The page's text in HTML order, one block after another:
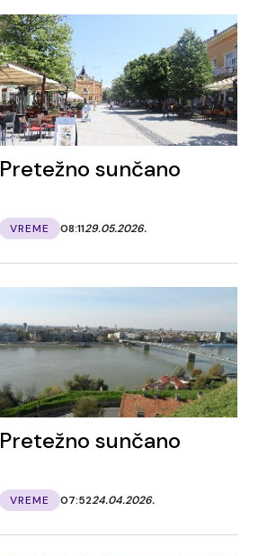
Pretežno sunčano
VREME 08:1129.05.2026.
Pretežno sunčano
VREME 07:5224.04.2026.